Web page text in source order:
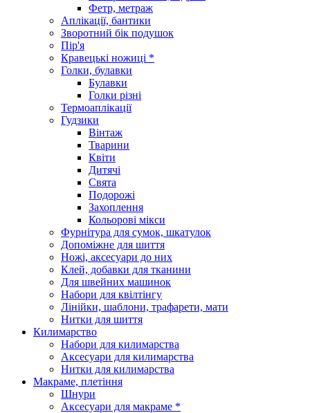
Фетр, метраж
Аплікації, бантики
Зворотний бік подушок
Пір'я
Кравецькі ножиці *
Голки, булавки
Булавки
Голки різні
Термоаплікації
Гудзики
Вінтаж
Тварини
Квіти
Дитячі
Свята
Подорожі
Захоплення
Кольорові мікси
Фурнітура для сумок, шкатулок
Допоміжне для шиття
Ножі, аксесуари до них
Клей, добавки для тканини
Для швейних машинок
Набори для квілтінгу
Лінійки, шаблони, трафарети, мати
Нитки для шиття
Килимарство
Набори для килимарства
Аксесуари для килимарства
Нитки для килимарства
Макраме, плетіння
Шнури
Аксесуари для макраме *